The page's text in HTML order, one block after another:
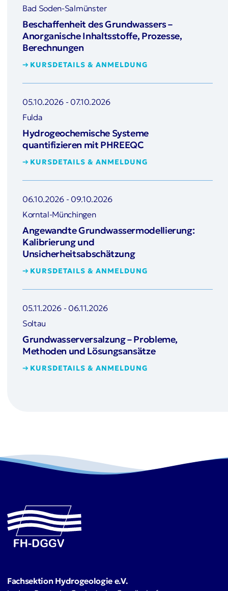
Bad Soden-Salmünster
Beschaffenheit des Grundwassers –
Anorganische Inhaltsstoffe, Prozesse,
Berechnungen
KURSDETAILS & ANMELDUNG
05.10.2026 - 07.10.2026
Fulda
Hydrogeochemische Systeme
quantifizieren mit PHREEQC
KURSDETAILS & ANMELDUNG
06.10.2026 - 09.10.2026
Korntal-Münchingen
Angewandte Grundwassermodellierung:
Kalibrierung und
Unsicherheitsabschätzung
KURSDETAILS & ANMELDUNG
05.11.2026 - 06.11.2026
Soltau
Grundwasserversalzung – Probleme,
Methoden und Lösungsansätze
KURSDETAILS & ANMELDUNG
Fachsektion Hydrogeologie e.V.